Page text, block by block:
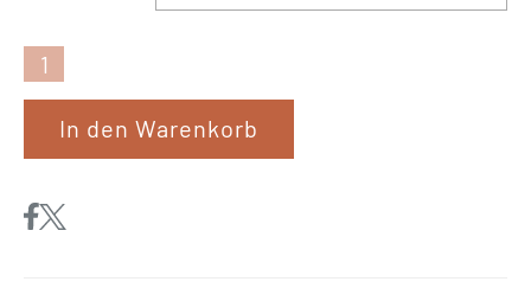
r
«
In den Warenkorb